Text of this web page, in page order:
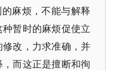
麻烦，不能与解释
暂时的麻烦促使立
改，力求准确，并
而这正是擅断和徇